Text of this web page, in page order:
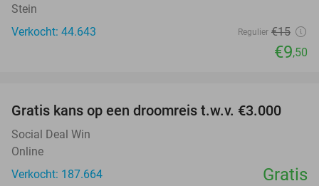
Stein
Verkocht: 44.643
Regulier €15
€9,50
Gratis kans op een droomreis t.w.v. €3.000
Social Deal Win
Online
Verkocht: 187.664
Gratis